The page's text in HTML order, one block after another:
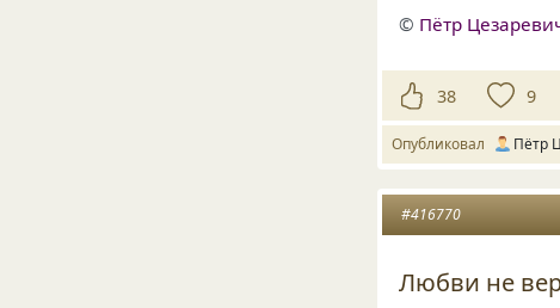
© Пётр
38 9
Опубликовал Пётр
#416770
Любви не